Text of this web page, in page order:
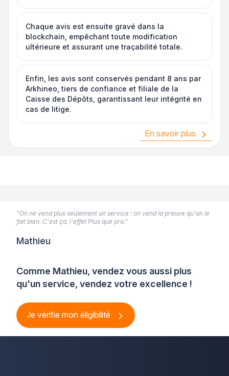
Chaque avis est ensuite gravé dans la
blockchain, empêchant toute modification
ultérieure et assurant une traçabilité totale.
Enfin, les avis sont conservés pendant 8 ans par
Arkhineo, tiers de confiance et filiale de la
Caisse des Dépôts, garantissant leur intégrité en
cas de litige.
En savoir plus
Comme Mathieu, vendez vous aussi plus
qu'un service, vendez votre excellence !
Je vérifie mon éligibilité
“On ne vend plus seulement un service : on vend la preuve qu'on le
fait bien. C'est ça, l'effet Plus que pro.”
Mathieu